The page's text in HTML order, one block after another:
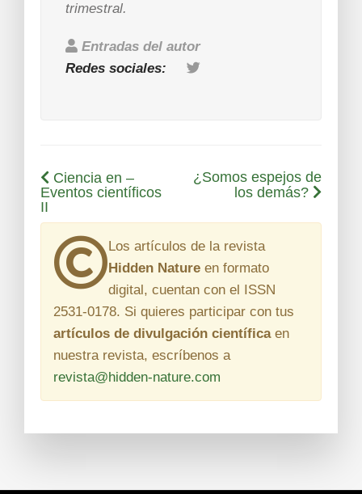
trimestral.
Entradas del autor
Redes sociales:
Ciencia en –
Eventos científicos
II
¿Somos espejos de
los demás?
Los artículos de la revista
Hidden Nature en formato
digital, cuentan con el ISSN
2531-0178. Si quieres participar con tus
artículos de divulgación científicaen
nuestra revista, escríbenos a
revista@hidden-nature.com